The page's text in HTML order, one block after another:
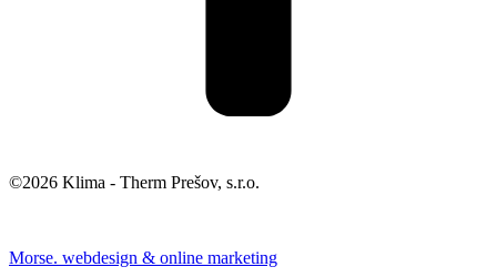
©2026 Klima - Therm Prešov, s.r.o.
Morse. webdesign & online marketing